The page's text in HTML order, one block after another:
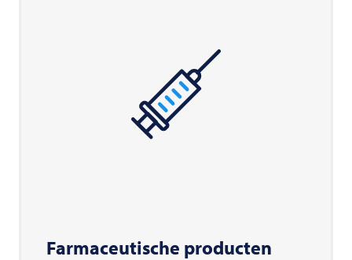
Farmaceutische producten